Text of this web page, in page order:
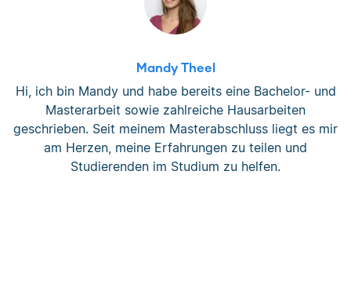
Mandy Theel
Hi, ich bin Mandy und habe bereits eine Bachelor- und
Masterarbeit sowie zahlreiche Hausarbeiten
geschrieben. Seit meinem Masterabschluss liegt es mir
am Herzen, meine Erfahrungen zu teilen und
Studierenden im Studium zu helfen.